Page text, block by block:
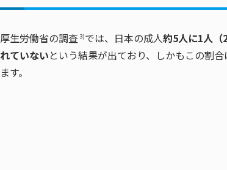
厚生労働省の調査 3)では、日本の成人約5人に1人（
れていないという結果が出ており、しかもこの割
ます。